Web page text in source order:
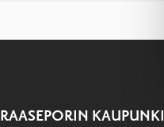
RAASEPORIN KAUPUNKI